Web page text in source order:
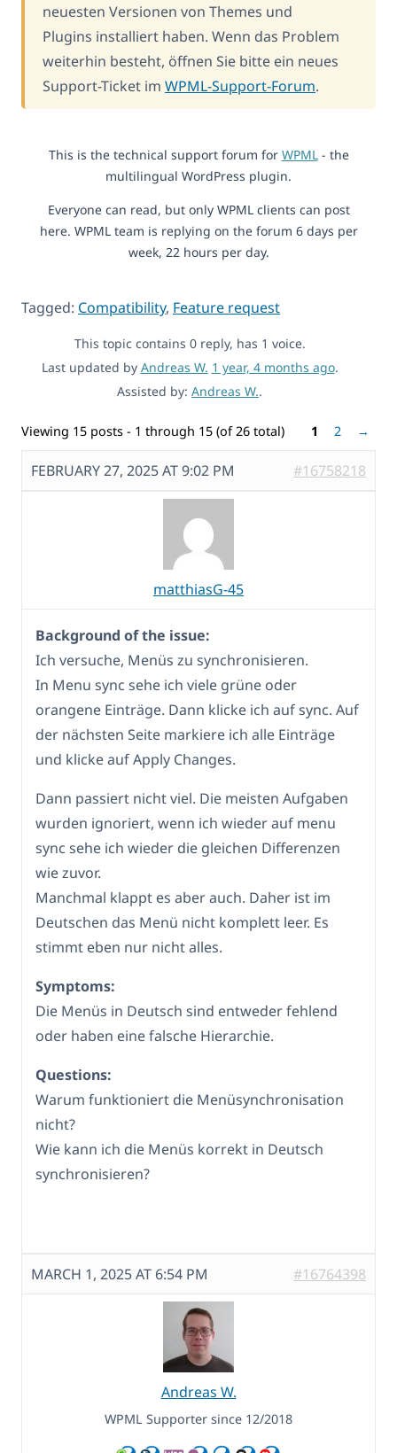
neuesten Versionen von Themes und
Plugins installiert haben. Wenn das Problem
weiterhin besteht, öffnen Sie bitte ein neues
Support-Ticket im WPML-Support-Forum.
This is the technical support forum for WPML- the
multilingual WordPress plugin.
Everyone can read, but only WPML clients can post
here. WPML team is replying on the forum 6 days per
week, 22 hours per day.
Tagged: Compatibility, Feature request
This topic contains 0 reply, has 1 voice.
Last updated by Andreas W. 1 year, 4 months ago.
Assisted by: Andreas W..
Viewing 15 posts - 1 through 15 (of 26 total) 1 2 →
FEBRUARY 27, 2025 AT 9:02 PM #16758218
matthiasG-45
Background of the issue:
Ich versuche, Menüs zu synchronisieren.
In Menu sync sehe ich viele grüne oder
orangene Einträge. Dann klicke ich auf sync. Auf
der nächsten Seite markiere ich alle Einträge
und klicke auf Apply Changes.
Dann passiert nicht viel. Die meisten Aufgaben
wurden ignoriert, wenn ich wieder auf menu
sync sehe ich wieder die gleichen Differenzen
wie zuvor.
Manchmal klappt es aber auch. Daher ist im
Deutschen das Menü nicht komplett leer. Es
stimmt eben nur nicht alles.
Symptoms:
Die Menüs in Deutsch sind entweder fehlend
oder haben eine falsche Hierarchie.
Questions:
Warum funktioniert die Menüsynchronisation
nicht?
Wie kann ich die Menüs korrekt in Deutsch
synchronisieren?
MARCH 1, 2025 AT 6:54 PM #16764398
Andreas W.
WPML Supporter since 12/2018